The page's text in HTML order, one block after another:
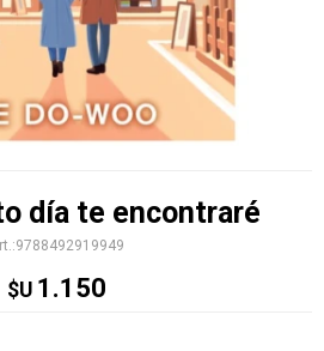
día te encontraré
9788492919949
$U 1.150